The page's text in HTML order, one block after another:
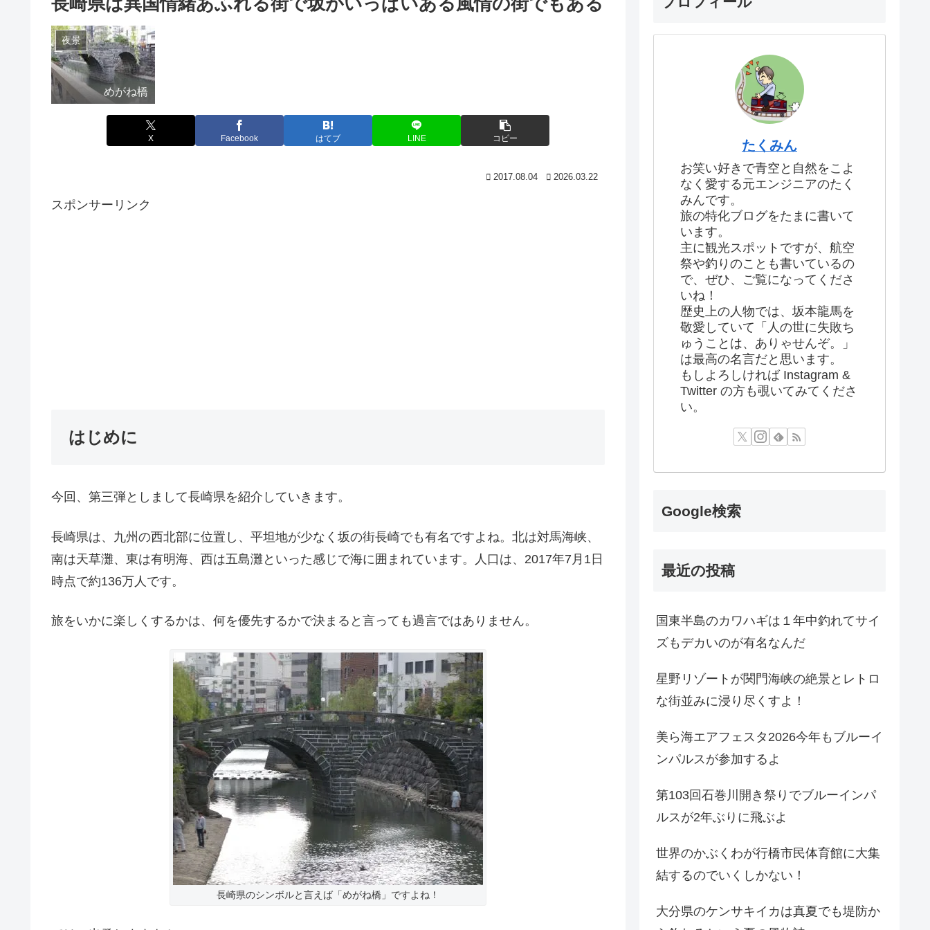
夜景
めがね橋
X Facebook はてブ LINE コピー
2017.08.04 2026.03.22
スポンサーリンク
はじめに
今回、第三弾としまして長崎県を紹介していきます。
長崎県は、九州の西北部に位置し、平坦地が少なく坂の街長崎でも有名ですよね。北は対馬海峡、
南は天草灘、東は有明海、西は五島灘といった感じで海に囲まれています。人口は、2017年7月1日
時点で約136万人です。
旅をいかに楽しくするかは、何を優先するかで決まると言っても過言ではありません。
長崎県のシンボルと言えば「めがね橋」ですよね！
たくみん
お笑い好きで青空と自然をこよ
なく愛する元エンジニアのたく
みんです。
旅の特化ブログをたまに書いて
います。
主に観光スポットですが、航空
祭や釣りのことも書いているの
で、ぜひ、ご覧になってくださ
いね！
歴史上の人物では、坂本龍馬を
敬愛していて「人の世に失敗ち
ゅうことは、ありゃせんぞ。」
は最高の名言だと思います。
もしよろしければ Instagram &
Twitter の方も覗いてみてくださ
い。
Google検索
最近の投稿
国東半島のカワハギは１年中釣れてサイ
ズもデカいのが有名なんだ
星野リゾートが関門海峡の絶景とレトロ
な街並みに浸り尽くすよ！
美ら海エアフェスタ2026今年もブルーイ
ンパルスが参加するよ
第103回石巻川開き祭りでブルーインパ
ルスが2年ぶりに飛ぶよ
世界のかぶくわが行橋市民体育館に大集
結するのでいくしかない！
大分県のケンサキイカは真夏でも堤防か